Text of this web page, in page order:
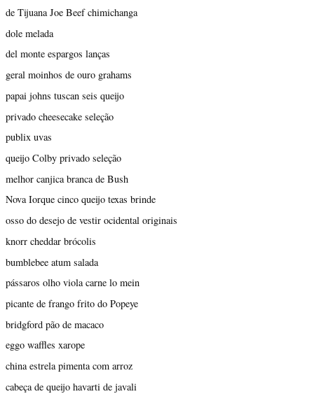
de Tijuana Joe Beef chimichanga
dole melada
del monte espargos lanças
geral moinhos de ouro grahams
papai johns tuscan seis queijo
privado cheesecake seleção
publix uvas
queijo Colby privado seleção
melhor canjica branca de Bush
Nova Iorque cinco queijo texas brinde
osso do desejo de vestir ocidental originais
knorr cheddar brócolis
bumblebee atum salada
pássaros olho viola carne lo mein
picante de frango frito do Popeye
bridgford pão de macaco
eggo waffles xarope
china estrela pimenta com arroz
cabeça de queijo havarti de javali